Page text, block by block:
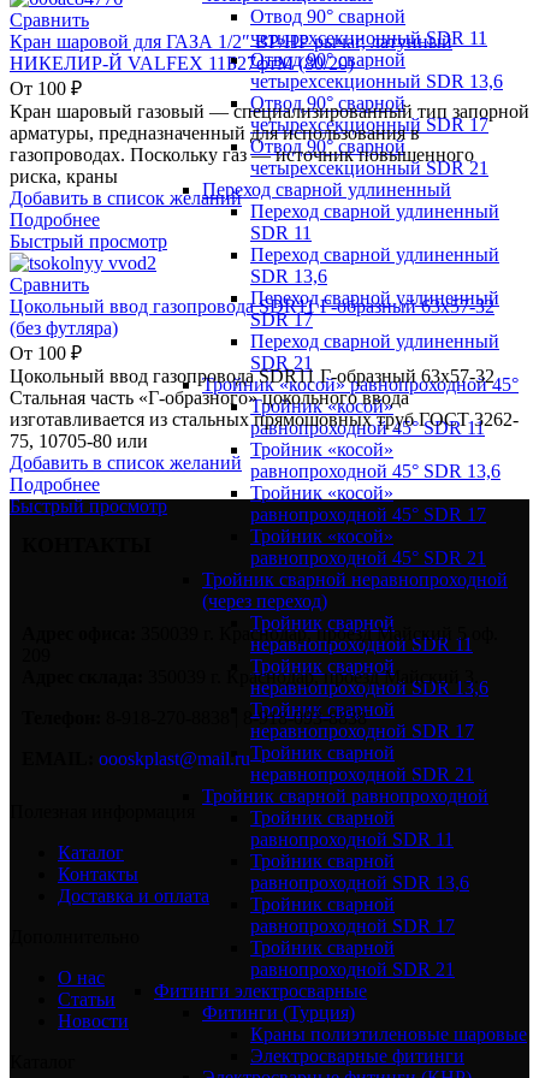
Отвод 90° сварной
четырехсекционный SDR 11
Отвод 90° сварной
четырехсекционный SDR 13,6
Отвод 90° сварной
четырехсекционный SDR 17
Отвод 90° сварной
четырехсекционный SDR 21
Переход сварной удлиненный
Переход сварной удлиненный
SDR 11
Переход сварной удлиненный
SDR 13,6
Переход сварной удлиненный
SDR 17
Переход сварной удлиненный
SDR 21
Тройник «косой» равнопроходной 45°
Тройник «косой»
равнопроходной 45° SDR 11
Тройник «косой»
равнопроходной 45° SDR 13,6
Тройник «косой»
равнопроходной 45° SDR 17
Тройник «косой»
равнопроходной 45° SDR 21
Тройник сварной неравнопроходной
(через переход)
Тройник сварной
неравнопроходной SDR 11
Тройник сварной
неравнопроходной SDR 13,6
Тройник сварной
неравнопроходной SDR 17
Тройник сварной
неравнопроходной SDR 21
Тройник сварной равнопроходной
Тройник сварной
равнопроходной SDR 11
Тройник сварной
равнопроходной SDR 13,6
Тройник сварной
равнопроходной SDR 17
Тройник сварной
равнопроходной SDR 21
Фитинги электросварные
Фитинги (Турция)
Краны полиэтиленовые шаровые
Электросварные фитинги
Сравнить
Кран шаровой для ГАЗА 1/2″ ВР/НР рычаг, латунный
НИКЕЛИР-Й VALFEX 11Б27фтМ (80/20)
От 100 ₽
Кран шаровый газовый — специализированный тип запорной
арматуры, предназначенный для использования в
газопроводах. Поскольку газ — источник повышенного
риска, краны
Добавить в список желаний
Подробнее
Быстрый просмотр
Сравнить
Цокольный ввод газопровода SDR11 Г-образный 63х57-32
(без футляра)
От 100 ₽
Цокольный ввод газопровода SDR11 Г-образный 63х57-32
Стальная часть «Г-образного» цокольного ввода
изготавливается из стальных прямошовных труб ГОСТ 3262-
75, 10705-80 или
Добавить в список желаний
Подробнее
Быстрый просмотр
350039 г. Краснодар, проезд Майский 5 оф.
350039 г. Краснодар, проезд Майский 3.
8-918-270-8838 | 8-918-093-8838
oooskplast@mail.ru
Каталог
Контакты
Доставка и оплата
О нас
Статьи
Новости